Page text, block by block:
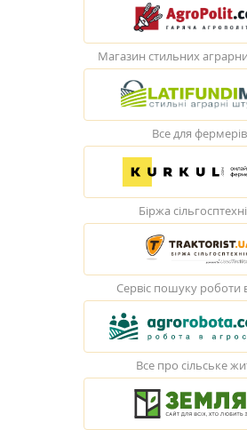
Магазин стильних
Все для фермерів
Біржа
Сервіс пошуку роботи
Все про сільське